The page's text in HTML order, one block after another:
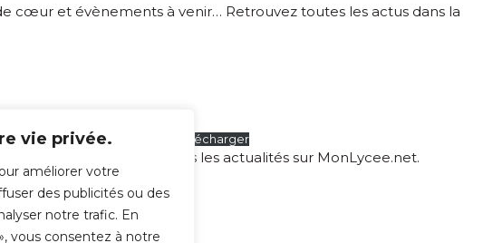
vie privée.
améliorer votre
des publicités ou des
notre trafic. En
vous consentez à notre
cœur et évènements à venir… Retrouvez toutes les actus dans la
Newsletter d’octobre 2024 Télécharger
la newsletter du CDI dans les actualités sur MonLycee.net.